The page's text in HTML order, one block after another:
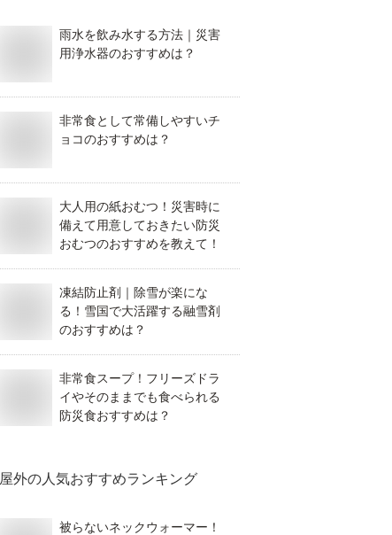
雨水を飲み水する方法｜災害
用浄水器のおすすめは？
非常食として常備しやすいチ
ョコのおすすめは？
大人用の紙おむつ！災害時に
備えて用意しておきたい防災
おむつのおすすめを教えて！
凍結防止剤｜除雪が楽にな
る！雪国で大活躍する融雪剤
のおすすめは？
非常食スープ！フリーズドラ
イやそのままでも食べられる
防災食おすすめは？
屋外の人気おすすめランキング
被らないネックウォーマー！